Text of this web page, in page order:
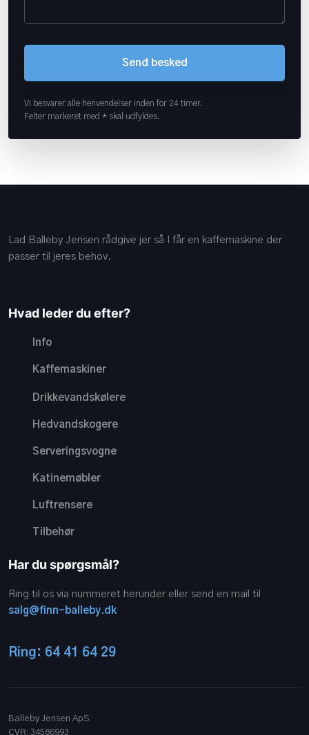
Vi besvarer alle henvendelser inden for 24 timer.
Felter markeret med * skal udfyldes.​
Lad Balleby Jensen rådgive jer så I får en kaffemaskine der
passer til jeres behov.
Hvad leder du efter?
Info
Kaffemaskiner
Drikkevandskølere
Hedvandskogere
Serveringsvogne
Katinemøbler
Luftrensere
Tilbehør
Har du spørgsmål?
Ring til os via nummeret herunder eller send en mail til
salg@finn-balleby.dk
Ring: 64 41 64 29
Balleby Jensen ApS
CVR​: 34586993